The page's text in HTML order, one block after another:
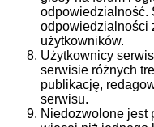
odpowiedzialność.
odpowiedzialności
użytkowników.
Użytkownicy
serwisie różnych
publikację,
serwisu.
Niedozwolone jest